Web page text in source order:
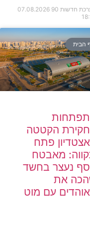
חדשות 90
07.08.2026
הבית
הקטטה
פתח
מאבטח
נעצר בחשד
את
עם מוט